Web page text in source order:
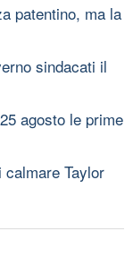
patentino, ma la
sindacati il
agosto le prime
Taylor